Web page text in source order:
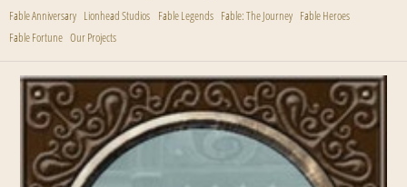
Fable Anniversary Lionhead Studios Fable Legends Fable: The Journey Fable Heroes
Fable Fortune Our Projects